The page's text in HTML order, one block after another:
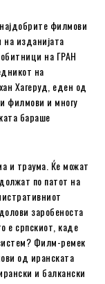
филмови
изданијата
на ГРАН
на
Хагеруд, еден од
филмови и многу
бараше
и траума. Ќе можат
по патот на
заробеноста
е српскиот, каде
Филм-ремек
од иранската
и балкански